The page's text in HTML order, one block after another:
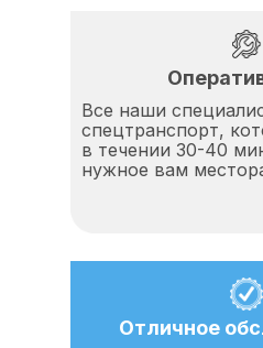
Отличное
Все наши
спецтранспорт,
в течении 30-40
нужное вам